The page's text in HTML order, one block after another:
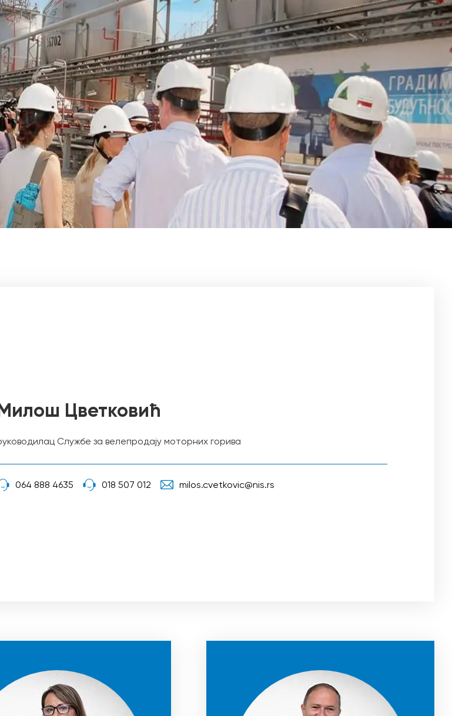
Цветковић
Службе за велепродају моторних горива
064 888 4635 018 507 012 milos.cvetkovic@nis.rs